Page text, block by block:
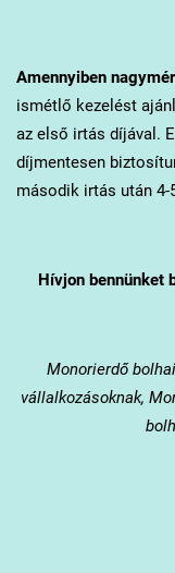
Amennyiben
ismétlő kezelést
az első irtás díjával.
díjmentesen
második irtás után 4-
Hívjon bennünket
Monorierdő
vállalkozásoknak,